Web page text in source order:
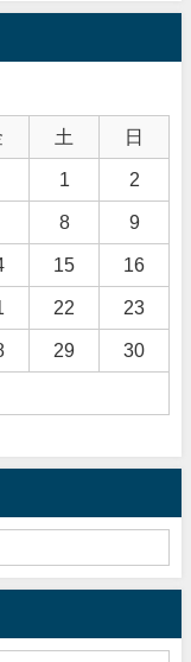
土 日
1 2
8 9
15 16
22 23
29 30